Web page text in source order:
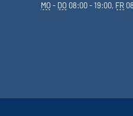
MO- DO 08:00 - 19:00, FR